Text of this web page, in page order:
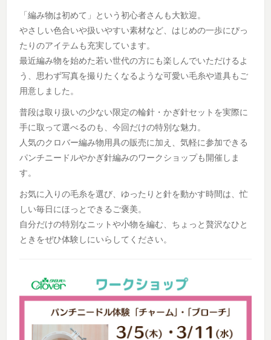
「編み物は初めて」という初心者さんも大歓迎。
やさしい色合いや扱いやすい素材など、はじめの一歩にぴっ
たりのアイテムも充実しています。
最近編み物を始めた若い世代の方にも楽しんでいただけるよ
う、思わず写真を撮りたくなるような可愛い毛糸や道具もご
用意しました。
普段は取り扱いの少ない限定の輪針・かぎ針セットを実際に
手に取って選べるのも、今回だけの特別な魅力。
人気のクロバー編み物用具の販売に加え、気軽に参加できる
パンチニードルやかぎ針編みのワークショップも開催しま
す。
お気に入りの毛糸を選び、ゆったりと針を動かす時間は、忙
しい毎日にほっとできるご褒美。
自分だけの特別なニットや小物を編む、ちょっと贅沢なひと
ときをぜひ体験しにいらしてください。